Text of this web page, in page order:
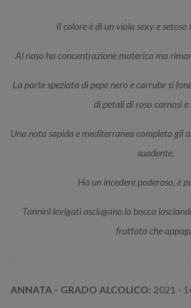
Il colore è di un viola sexy e
Al naso ha concentrazione materica ma
La parte speziata di pepe nero e carrube si
di petali di rosa carnosi e
Una nota sapida e mediterranea completa gli
suadente.
Ha un incedere poderoso, è
Tannini levigati asciugano la bocca
fruttata che
ANNATA - GRADO ALCOLICO: 2021 -